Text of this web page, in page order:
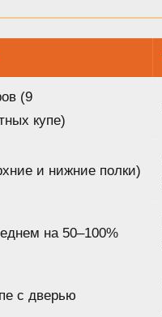
(9
купе)
и нижние полки)
на 50–100%
с дверью